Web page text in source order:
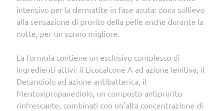
intensivo per la dermatite in fase acuta: dona sollievo
alla sensazione di prurito della pelle anche durante la
notte, per un sonno migliore.
La formula contiene un esclusivo complesso di
ingredienti attivi: il Licocalcone A ad azione lenitiva, il
Decandiolo ad azione antibatterica, il
Mentoxipropanediolo, un composto antiprurito
rinfrescante, combinati con un'alta concentrazione di